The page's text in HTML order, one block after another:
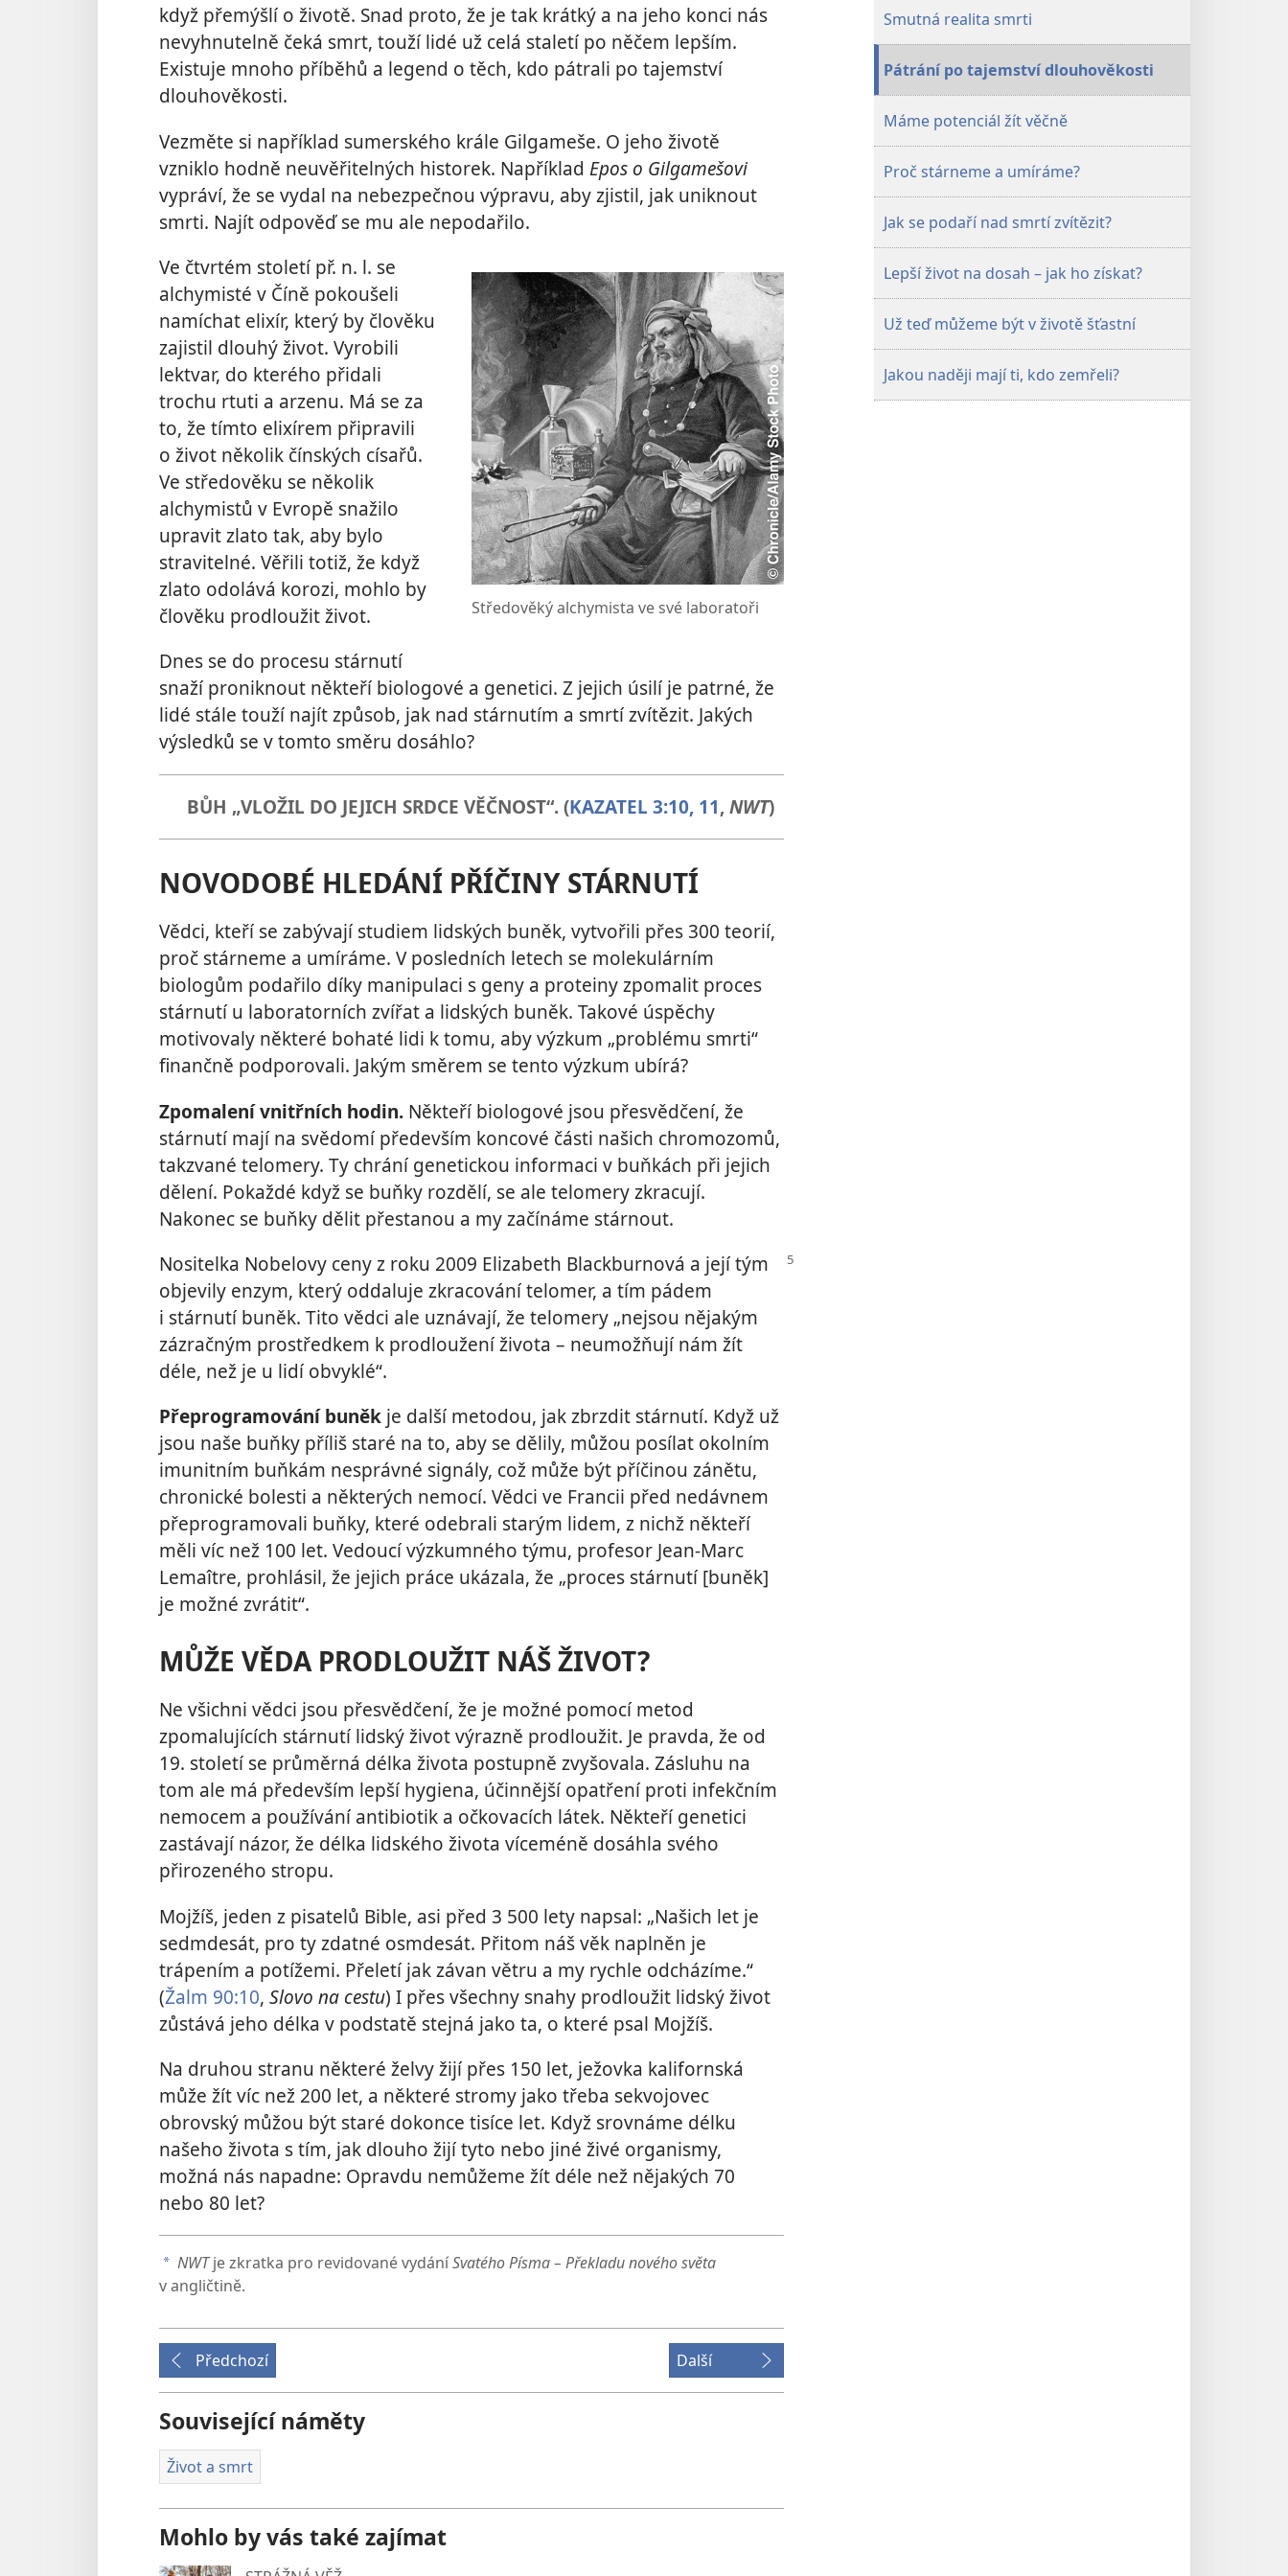
když přemýšlí o životě. Snad proto, že je tak krátký a na jeho konci nás
nevyhnutelně čeká smrt, touží lidé už celá staletí po něčem lepším.
Existuje mnoho příběhů a legend o těch, kdo pátrali po tajemství
dlouhověkosti.
Vezměte si například sumerského krále Gilgameše. O jeho životě
vzniklo hodně neuvěřitelných historek. Například Epos o Gilgamešovi
vypráví, že se vydal na nebezpečnou výpravu, aby zjistil, jak uniknout
smrti. Najít odpověď se mu ale nepodařilo.
Středověký alchymista ve své laboratoři
Ve čtvrtém století př. n. l. se
alchymisté v Číně pokoušeli
namíchat elixír, který by člověku
zajistil dlouhý život. Vyrobili
lektvar, do kterého přidali
trochu rtuti a arzenu. Má se za
to, že tímto elixírem připravili
o život několik čínských císařů.
Ve středověku se několik
alchymistů v Evropě snažilo
upravit zlato tak, aby bylo
stravitelné. Věřili totiž, že když
zlato odolává korozi, mohlo by
člověku prodloužit život.
Dnes se do procesu stárnutí
snaží proniknout někteří biologové a genetici. Z jejich úsilí je patrné, že
lidé stále touží najít způsob, jak nad stárnutím a smrtí zvítězit. Jakých
výsledků se v tomto směru dosáhlo?
BŮH „VLOŽIL DO JEJICH SRDCE VĚČNOST“. (KAZATEL 3:10, 11, NWT)
NOVODOBÉ HLEDÁNÍ PŘÍČINY STÁRNUTÍ
Vědci, kteří se zabývají studiem lidských buněk, vytvořili přes 300 teorií,
proč stárneme a umíráme. V posledních letech se molekulárním
biologům podařilo díky manipulaci s geny a proteiny zpomalit proces
stárnutí u laboratorních zvířat a lidských buněk. Takové úspěchy
motivovaly některé bohaté lidi k tomu, aby výzkum „problému smrti“
finančně podporovali. Jakým směrem se tento výzkum ubírá?
Zpomalení vnitřních hodin. Někteří biologové jsou přesvědčení, že
stárnutí mají na svědomí především koncové části našich chromozomů,
takzvané telomery. Ty chrání genetickou informaci v buňkách při jejich
dělení. Pokaždé když se buňky rozdělí, se ale telomery zkracují.
Nakonec se buňky dělit přestanou a my začínáme stárnout.
Nositelka Nobelovy ceny z roku 2009 Elizabeth Blackburnová a její tým
objevily enzym, který oddaluje zkracování telomer, a tím pádem
i stárnutí buněk. Tito vědci ale uznávají, že telomery „nejsou nějakým
zázračným prostředkem k prodloužení života – neumožňují nám žít
déle, než je u lidí obvyklé“.
Přeprogramování buněk je další metodou, jak zbrzdit stárnutí. Když už
jsou naše buňky příliš staré na to, aby se dělily, můžou posílat okolním
imunitním buňkám nesprávné signály, což může být příčinou zánětu,
chronické bolesti a některých nemocí. Vědci ve Francii před nedávnem
přeprogramovali buňky, které odebrali starým lidem, z nichž někteří
měli víc než 100 let. Vedoucí výzkumného týmu, profesor Jean-Marc
Lemaître, prohlásil, že jejich práce ukázala, že „proces stárnutí [buněk]
je možné zvrátit“.
MŮŽE VĚDA PRODLOUŽIT NÁŠ ŽIVOT?
Ne všichni vědci jsou přesvědčení, že je možné pomocí metod
zpomalujících stárnutí lidský život výrazně prodloužit. Je pravda, že od
19. století se průměrná délka života postupně zvyšovala. Zásluhu na
tom ale má především lepší hygiena, účinnější opatření proti infekčním
nemocem a používání antibiotik a očkovacích látek. Někteří genetici
zastávají názor, že délka lidského života víceméně dosáhla svého
přirozeného stropu.
Mojžíš, jeden z pisatelů Bible, asi před 3 500 lety napsal: „Našich let je
sedmdesát, pro ty zdatné osmdesát. Přitom náš věk naplněn je
trápením a potížemi. Přeletí jak závan větru a my rychle odcházíme.“
(Žalm 90:10, Slovo na cestu) I přes všechny snahy prodloužit lidský život
zůstává jeho délka v podstatě stejná jako ta, o které psal Mojžíš.
Na druhou stranu některé želvy žijí přes 150 let, ježovka kalifornská
může žít víc než 200 let, a některé stromy jako třeba sekvojovec
obrovský můžou být staré dokonce tisíce let. Když srovnáme délku
našeho života s tím, jak dlouho žijí tyto nebo jiné živé organismy,
možná nás napadne: Opravdu nemůžeme žít déle než nějakých 70
nebo 80 let?
a NWTje zkratka pro revidované vydáníSvatého Písma – Překladu nového světa
v angličtině.
Předchozí Další
Související náměty
Život a smrt
Mohlo by vás také zajímat
Proč
je
tak
krátký?
tak
krátký?
Smutná realita smrti
Pátrání po tajemství dlouhověkosti
Máme potenciál žít věčně
Proč stárneme a umíráme?
Jak se podaří nad smrtí zvítězit?
Lepší život na dosah – jak ho získat?
Už teď můžeme být v životě šťastní
Jakou naději mají ti, kdo zemřeli?